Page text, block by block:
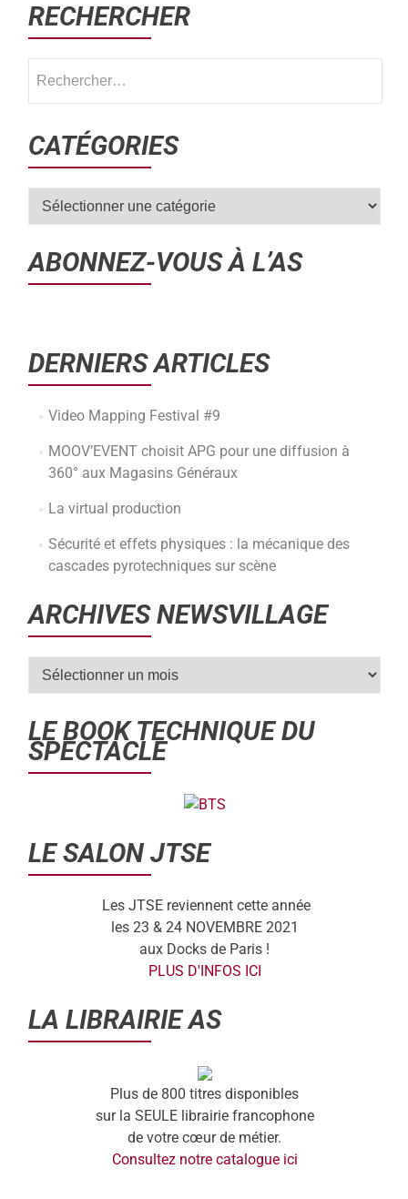
RECHERCHER
CATÉGORIES
ABONNEZ-VOUS À L’AS
DERNIERS ARTICLES
Video Mapping Festival #9
MOOV’EVENT choisit APG pour une diffusion à
360° aux Magasins Généraux
La virtual production
Sécurité et effets physiques : la mécanique des
cascades pyrotechniques sur scène
ARCHIVES NEWSVILLAGE
LE BOOK TECHNIQUE DU
SPECTACLE
LE SALON JTSE
Les JTSE reviennent cette année
les 23 & 24 NOVEMBRE 2021
aux Docks de Paris !
PLUS D'INFOS ICI
LA LIBRAIRIE AS
Plus de 800 titres disponibles
sur la SEULE librairie francophone
de votre cœur de métier.
Consultez notre catalogue ici